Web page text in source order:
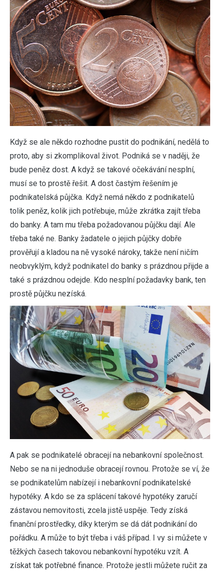
Když se ale někdo rozhodne pustit do podnikání, nedělá to
proto, aby si zkomplikoval život. Podniká se v naději, že
bude peněz dost. A když se takové očekávání nesplní,
musí se to prostě řešit. A dost častým řešením je
podnikatelská půjčka. Když nemá někdo z podnikatelů
tolik peněz, kolik jich potřebuje, může zkrátka zajít třeba
do banky. A tam mu třeba požadovanou půjčku dají. Ale
třeba také ne. Banky žadatele o jejich půjčky dobře
prověřují a kladou na ně vysoké nároky, takže není ničím
neobvyklým, když podnikatel do banky s prázdnou přijde a
také s prázdnou odejde. Kdo nesplní požadavky bank, ten
prostě půjčku nezíská.
A pak se podnikatelé obracejí na nebankovní společnost.
Nebo se na ni jednoduše obracejí rovnou. Protože se ví, že
se podnikatelům nabízejí i nebankovní podnikatelské
hypotéky. A kdo se za splácení takové hypotéky zaručí
zástavou nemovitosti, zcela jistě uspěje. Tedy získá
finanční prostředky, díky kterým se dá dát podnikání do
pořádku. A může to být třeba i váš případ. I vy si můžete v
těžkých časech takovou nebankovní hypotéku vzít. A
získat tak potřebné finance. Protože jestli můžete ručit za